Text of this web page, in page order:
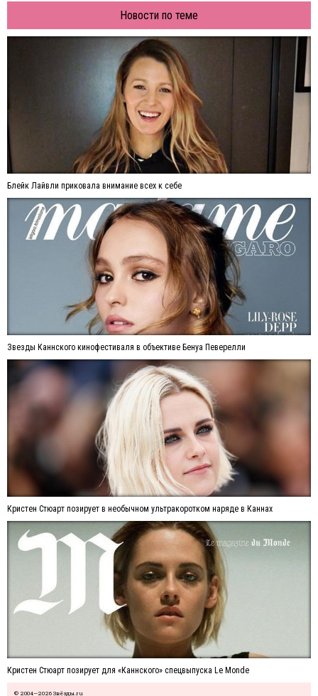
Новости по теме
Блейк Лайвли приковала внимание всех к себе
Звезды Каннского кинофестиваля в объективе Бенуа Певерелли
Кристен Стюарт позирует в необычном ультракоротком наряде в Каннах
Кристен Стюарт позирует для «Каннского» спецвыпуска Le Monde
© 2004—2026 Звёзды.ru